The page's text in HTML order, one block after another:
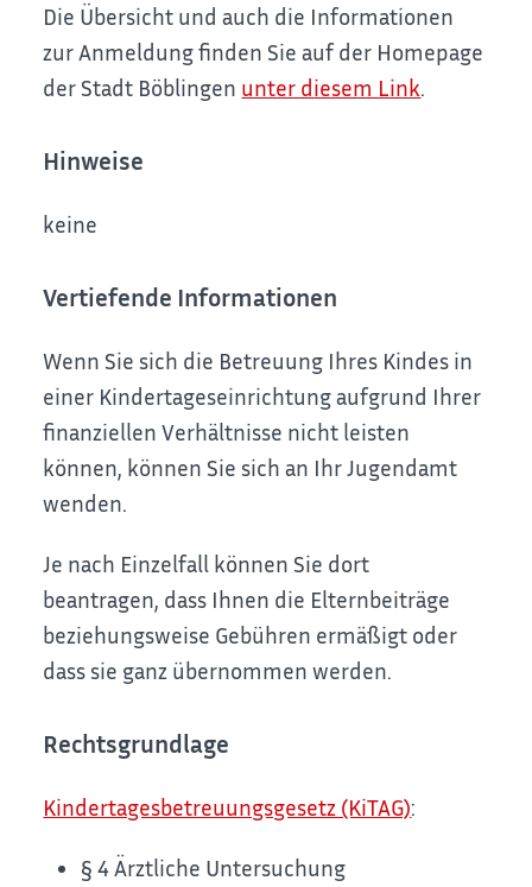
Die Übersicht und auch die Informationen
zur Anmeldung finden Sie auf der Homepage
der Stadt Böblingen unter diesem Link
Hinweise
keine
Vertiefende Informationen
Wenn Sie sich die Betreuung Ihres Kindes in
einer Kindertageseinrichtung aufgrund Ihrer
finanziellen Verhältnisse nicht leisten
können, können Sie sich an Ihr Jugendamt
wenden.
Je nach Einzelfall können Sie dort
beantragen, dass Ihnen die Elternbeiträge
beziehungsweise Gebühren ermäßigt oder
dass sie ganz übernommen werden.
Rechtsgrundlage
Kindertagesbetreuungsgesetz (KiTAG):
§ 4 Ärztliche Untersuchung